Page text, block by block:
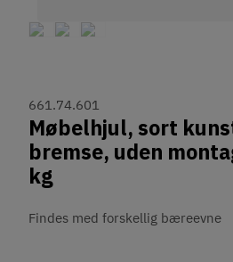
661.74.601
Møbelhjul, sort
bremse, uden
kg
Findes med forskellig bæreevne